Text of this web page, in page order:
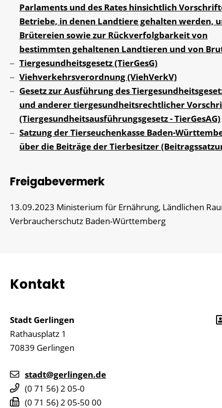
Parlaments und des Rates hinsichtlich
Betriebe, in denen Landtiere gehalten werden,
Brütereien sowie zur Rückverfolgbarkeit von
bestimmten gehaltenen Landtieren und von
Tiergesundheitsgesetz (TierGesG)
Viehverkehrsverordnung (ViehVerkV)
Gesetz zur Ausführung des
und anderer tiergesundheitsrechtlicher
(Tiergesundheitsausführungsgesetz - TierGesAG)
Satzung der Tierseuchenkasse Baden-
über die Beiträge der Tierbesitzer
Freigabevermerk
13.09.2023 Ministerium für Ernährung, Ländlichen
Verbraucherschutz Baden-Württemberg
Kontakt
Stadt Gerlingen
Rathausplatz 1
70839 Gerlingen
stadt@gerlingen.de
(0 71 56) 2 05-0
(0 71 56) 2 05-50 00